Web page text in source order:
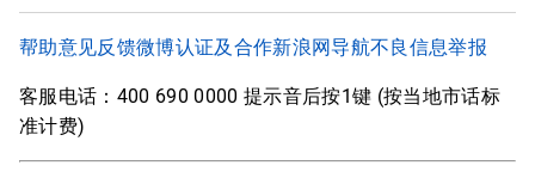
帮助意见反馈微博认证及合作新浪网导航不良信息举报
客服电话：400 690 0000 提示音后按1键 (按当地市话标
准计费)